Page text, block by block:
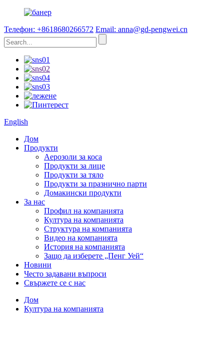
Телефон: +8618680266572 Email: anna@gd-pengwei.cn
English
Дом
Продукти
Аерозоли за коса
Продукти за лице
Продукти за тяло
Продукти за празнично парти
Домакински продукти
За нас
Профил на компанията
Култура на компанията
Структура на компанията
Видео на компанията
История на компанията
Защо да изберете „Пенг Уей“
Новини
Често задавани въпроси
Свържете се с нас
Дом
Култура на компанията